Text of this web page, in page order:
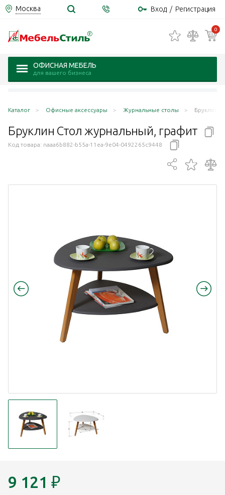
Москва Вход / Регистрация
0
ОФИСНАЯ МЕБЕЛЬ
для вашего бизнеса
Каталог Офисные аксессуары Журнальные столы Бруклин
Бруклин Стол журнальный, графит
Код товара: naaa6b882-b55a-11ea-9e04-0492265c9448
9 121 ₽